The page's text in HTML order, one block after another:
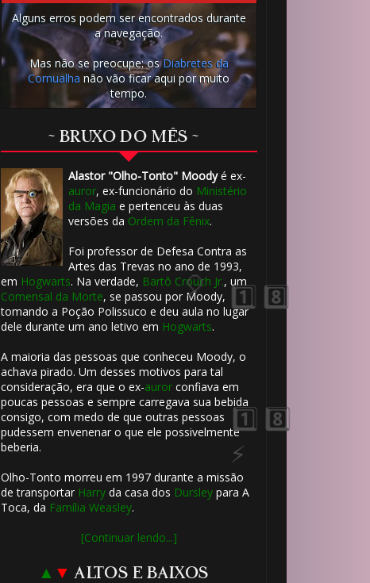
Alguns erros podem ser encontrados durante
a navegação.
Mas não se preocupe: osDiabretes da
Cornualha não vão ficar aqui por muito
tempo.
~ BRUXO DO MÊS ~
Alastor "Olho-Tonto" Moodyé ex-
auror, ex-funcionário do Ministério
da Magia e pertenceu às duas
versões da Ordem da Fênix.
Foi professor de Defesa Contra as
Artes das Trevas no ano de 1993,
em Hogwarts. Na verdade, Bartô Crouch Jr., um
Comensal da Morte, se passou por Moody,
tomando a Poção Polissuco e deu aula no lugar
dele durante um ano letivo em Hogwarts.
A maioria das pessoas que conheceu Moody, o
achava pirado. Um desses motivos para tal
consideração, era que o ex-aurorconfiava em
poucas pessoas e sempre carregava sua bebida
consigo, com medo de que outras pessoas
pudessem envenenar o que ele possivelmente
beberia.
Olho-Tonto morreu em 1997 durante a missão
de transportar Harryda casa dos Dursleypara A
Toca, da Família Weasley.
[Continuar lendo...]
▲ ▼ ALTOS E BAIXOS
⚡
🎂
⚡